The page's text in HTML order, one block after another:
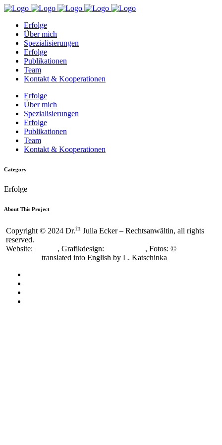
Erfolge
Über mich
Spezialisierungen
Erfolge
Publikationen
Team
Kontakt & Kooperationen
Erfolge
Über mich
Spezialisierungen
Erfolge
Publikationen
Team
Kontakt & Kooperationen
Category
Erfolge
About This Project
Copyright © 2024 Dr.in Julia Ecker – Rechtsanwältin, all rights
reserved.
Website:
, Grafikdesign: , Fotos: ©
translated into English by L. Katschinka